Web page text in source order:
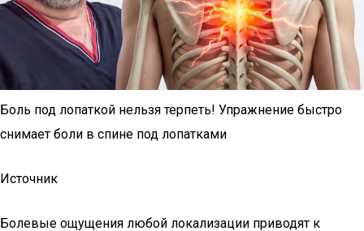
Боль под лопаткой нельзя терпеть! Упражнение быстро
снимает боли в спине под лопатками
Источник
Болевые ощущения любой локализации приводят к